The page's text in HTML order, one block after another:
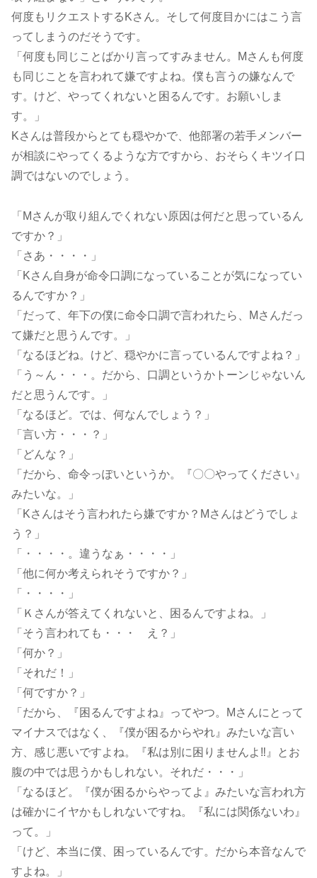
何度もリクエストするKさん。そして何度目かにはこう言
ってしまうのだそうです。
「何度も同じことばかり言ってすみません。Mさんも何度
も同じことを言われて嫌ですよね。僕も言うの嫌なんで
す。けど、やってくれないと困るんです。お願いしま
す。」
Kさんは普段からとても穏やかで、他部署の若手メンバー
が相談にやってくるような方ですから、おそらくキツイ口
調ではないのでしょう。
「Mさんが取り組んでくれない原因は何だと思っているん
ですか？」
「さあ・・・・」
「Kさん自身が命令口調になっていることが気になってい
るんですか？」
「だって、年下の僕に命令口調で言われたら、Mさんだっ
て嫌だと思うんです。」
「なるほどね。けど、穏やかに言っているんですよね？」
「う～ん・・・。だから、口調というかトーンじゃないん
だと思うんです。」
「なるほど。では、何なんでしょう？」
「言い方・・・？」
「どんな？」
「だから、命令っぽいというか。『〇〇やってください』
みたいな。」
「Kさんはそう言われたら嫌ですか？Mさんはどうでしょ
う？」
「・・・・。違うなぁ・・・・」
「他に何か考えられそうですか？」
「・・・・」
「Ｋさんが答えてくれないと、困るんですよね。」
「そう言われても・・・ え？」
「何か？」
「それだ！」
「何ですか？」
「だから、『困るんですよね』ってやつ。Mさんにとって
マイナスではなく、『僕が困るからやれ』みたいな言い
方、感じ悪いですよね。『私は別に困りませんよ‼』とお
腹の中では思うかもしれない。それだ・・・」
「なるほど。『僕が困るからやってよ』みたいな言われ方
は確かにイヤかもしれないですね。『私には関係ないわ』
って。」
「けど、本当に僕、困っているんです。だから本音なんで
すよね。」